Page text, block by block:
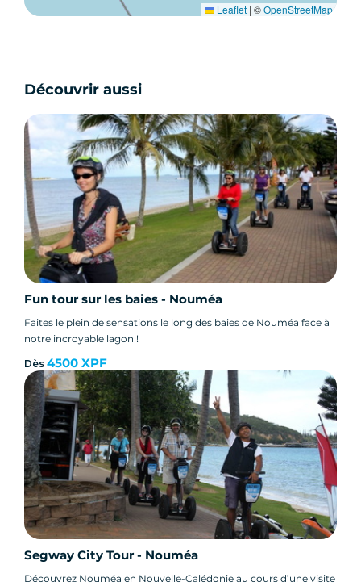
Leaflet | ©OpenStreetMap
Découvrir aussi
Fun tour sur les baies - Nouméa
Faites le plein de sensations le long des baies de Nouméa face à
notre incroyable lagon !
Dès 4500 XPF
Segway City Tour - Nouméa
Découvrez Nouméa en Nouvelle-Calédonie au cours d’une visite